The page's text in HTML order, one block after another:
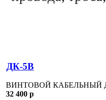
ДК-5В
ВИНТОВОЙ КАБЕЛЬНЫЙ
32 400 р